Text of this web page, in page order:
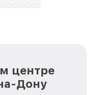
центре
Дону